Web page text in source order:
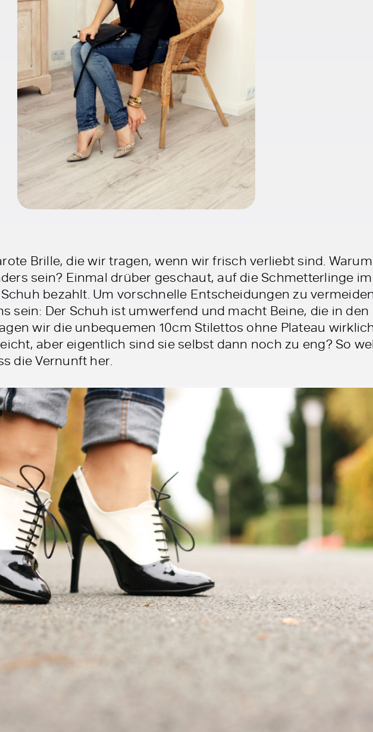
Brille, die wir tragen, wenn wir frisch verliebt sind.
sein? Einmal drüber geschaut, auf die Schmetterlinge
bezahlt. Um vorschnelle Entscheidungen zu
sein: Der Schuh ist umwerfend und macht Beine, die in den
wir die unbequemen 10cm Stilettos ohne Plateau
aber eigentlich sind sie selbst dann noch zu eng? So
die Vernunft her.